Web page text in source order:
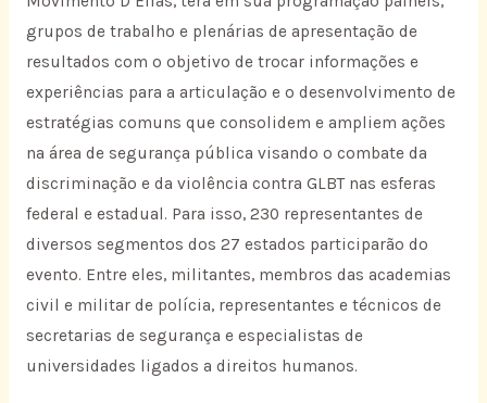
grupos de trabalho e plenárias de apresentação de
resultados com o objetivo de trocar informações e
experiências para a articulação e o desenvolvimento de
estratégias comuns que consolidem e ampliem ações
na área de segurança pública visando o combate da
discriminação e da violência contra GLBT nas esferas
federal e estadual. Para isso, 230 representantes de
diversos segmentos dos 27 estados participarão do
evento. Entre eles, militantes, membros das academias
civil e militar de polícia, representantes e técnicos de
secretarias de segurança e especialistas de
universidades ligados a direitos humanos.